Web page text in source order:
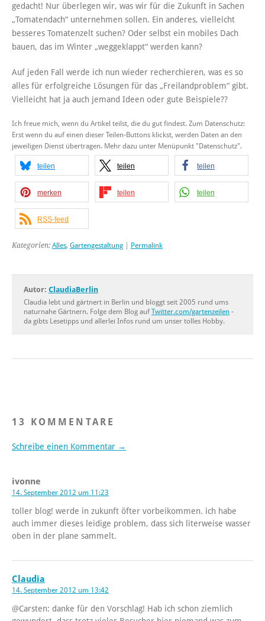
gedacht! Nur überlegen wir, was wir für die Zukunft in Sachen
„Tomatendach“ unternehmen sollen. Ein anderes, vielleicht
besseres Tomatenzelt suchen? Oder selbst ein mobiles Dach
bauen, das im Winter „weggeklappt“ werden kann?
Auf jeden Fall werde ich nun wieder recherchieren, was es so
alles für erfolgreiche Lösungen für das „Freilandproblem“ gibt.
Vielleicht hat ja auch jemand Ideen oder gute Beispiele??
Ich freue mich, wenn du Artikel teilst, die du gut findest. Zum Datenschutz:
Erst wenn du auf einen dieser Teilen-Buttons klickst, werden Daten an den
jeweiligen Dienst übertragen. Mehr dazu unter Menüpunkt "Datenschutz".
teilen teilen teilen
merken teilen teilen
RSS-feed
Kategorien: Alles, Gartengestaltung Permalink
Autor: ClaudiaBerlin
Claudia lebt und gärtnert in Berlin und bloggt seit 2005 rund ums
naturnahe Gärtnern. Folge dem Blog aufTwitter.com/gartenzeilen -
da gibts Lesetipps und allerlei Infos rund um unser tolles Hobby.
13 KOMMENTARE
Schreibe einen Kommentar →
ivonne
14. September 2012 um 11:23
toller blog! werde in zukunft öfter vorbeikommen. ich habe
auch immer dieses leidige problem, dass sich literweise wasser
oben in der plane sammelt.
Claudia
14. September 2012 um 13:42
@Carsten: danke für den Vorschlag! Hab ich schon ziemlich